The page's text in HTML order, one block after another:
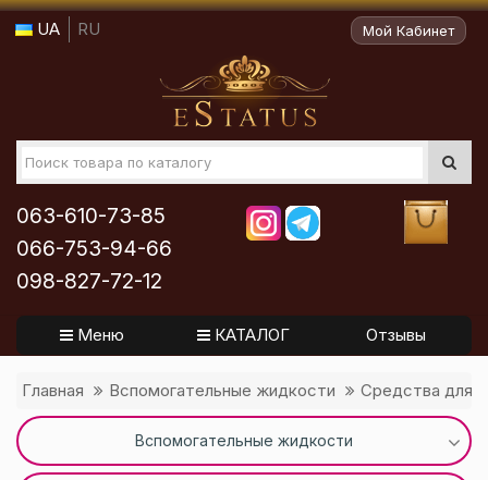
UA RU Мой Кабинет
063-610-73-85
066-753-94-66
098-827-72-12
Меню КАТАЛОГ Отзывы
Главная Вспомогательные жидкости Средства для
Вспомогательные жидкости